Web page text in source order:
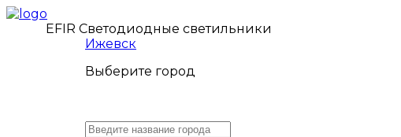
EFIR Светодиодные светильники
Ижевск
Выберите город